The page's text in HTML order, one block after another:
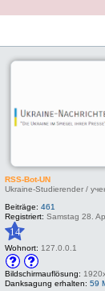
RSS-Bot-UN
Ukraine-Studierender /
Beiträge: 461
Registriert: Samstag 28.
14
Wohnort: 127.0.0.1
Bildschirmauflösung:
Danksagung erhalten: 59